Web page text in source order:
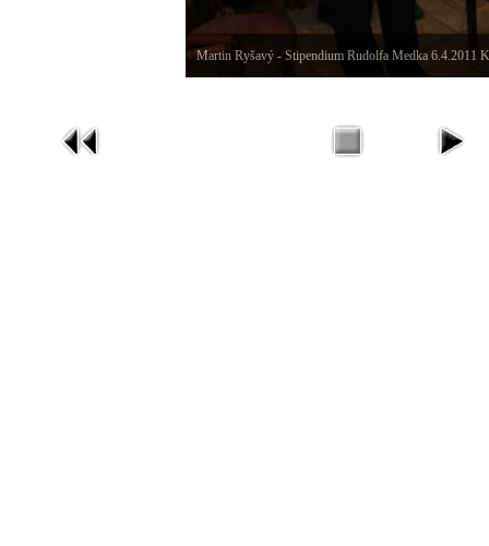
Martin Ryšavý - Stipendium Rudolfa Medka 6.4.2011